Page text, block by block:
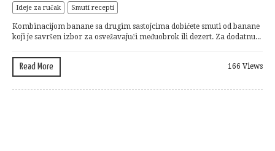
Ideje za ručak Smuti recepti
Kombinacijom banane sa drugim sastojcima dobićete smuti od banane
koji je savršen izbor za osvežavajući međuobrok ili dezert. Za dodatnu...
Read More 166 Views